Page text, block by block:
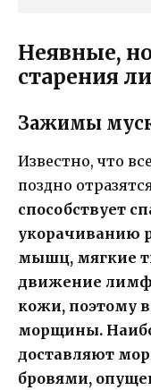
Неявные,
старения
Зажимы
Известно, что
поздно
способствует
укорачиванию
мышц, мягкие
движение
кожи, поэтому
морщины.
доставляют
бровями,